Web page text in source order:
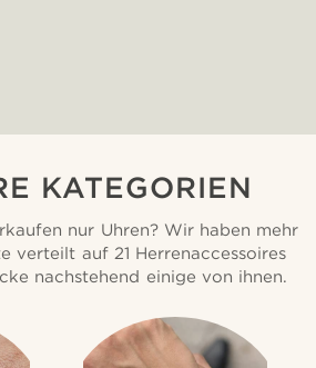
KATEGORIEN
nur Uhren? Wir haben mehr
verteilt auf 21 Herrenaccessoires
nachstehend einige von ihnen.